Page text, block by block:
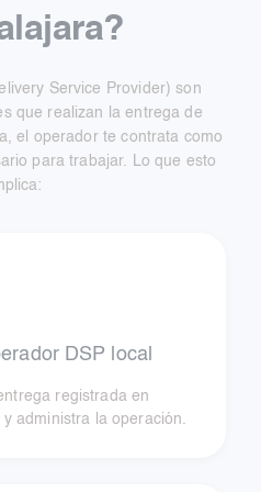
Service Provider) son
que realizan la entrega de
el operador te contrata como
para trabajar. Lo que esto
DSP local
registrada en
administra la operación.